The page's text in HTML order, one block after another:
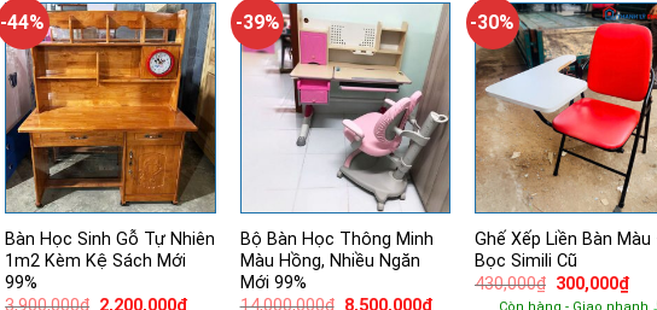
1,500,000₫.
-44%
Bàn Học Sinh Gỗ Tự Nhiên
1m2 Kèm Kệ Sách Mới
99%
3,900,000₫ Giá
2,200,000₫Giá
-39%
Bộ Bàn Học Thông Minh
Màu Hồng, Nhiều Ngăn
Mới 99%
14,000,000₫ Giá
8,500,000₫Giá
-30%
Ghế Xếp Liền Bàn
Bọc Simili Cũ
430,000₫ Giá
gốc
300,000₫Giá